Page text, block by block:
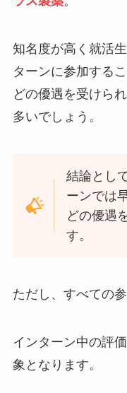
知名度が高く就活
ターンに参加する
どの優遇を受けら
多いでしょう。
結論とし
ーンでは
どの優遇
す。
ただし、すべての
インターン中の評
象となります。